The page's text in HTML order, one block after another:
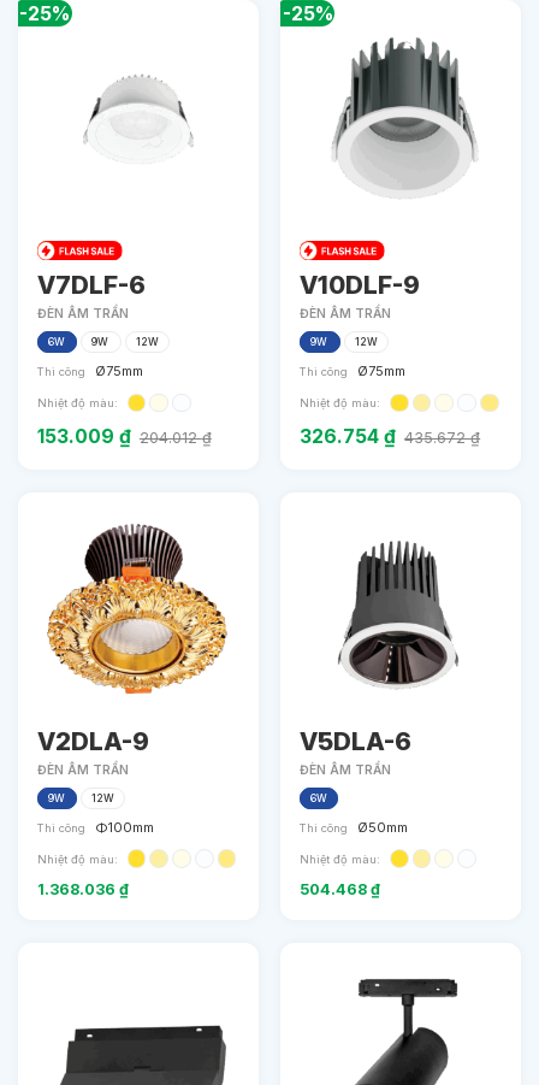
-25%
V7DLF-6
ĐÈN ÂM TRẦN
Thi công Ø75mm
6W 9W 12W
Nhiệt độ màu:
153.009 ₫ 204.012₫
-25%
V10DLF-9
ĐÈN ÂM TRẦN
Thi công Ø75mm
9W 12W
Nhiệt độ màu:
326.754₫ 435.672₫
V2DLA-9
ĐÈN ÂM TRẦN
Thi công Φ100mm
9W 12W
Nhiệt độ màu:
1.368.036 ₫
V5DLA-6
ĐÈN ÂM TRẦN
Thi công Ø50mm
6W
Nhiệt độ màu:
504.468₫